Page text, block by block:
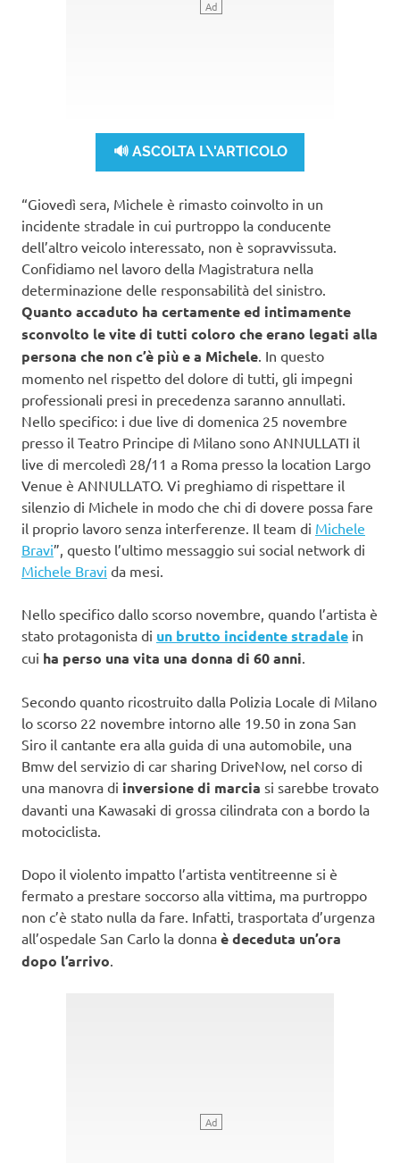
🔊 ASCOLTA L\'ARTICOLO
“Giovedì sera, Michele è rimasto coinvolto in un
incidente stradale in cui purtroppo la conducente
dell’altro veicolo interessato, non è sopravvissuta.
Confidiamo nel lavoro della Magistratura nella
determinazione delle responsabilità del sinistro.
Quanto accaduto ha certamente ed intimamente
sconvolto le vite di tutti coloro che erano legati alla
persona che non c’è più e a Michele . In questo
momento nel rispetto del dolore di tutti, gli impegni
professionali presi in precedenza saranno annullati.
Nello specifico: i due live di domenica 25 novembre
presso il Teatro Principe di Milano sono ANNULLATI il
live di mercoledì 28/11 a Roma presso la location Largo
Venue è ANNULLATO. Vi preghiamo di rispettare il
silenzio di Michele in modo che chi di dovere possa fare
il proprio lavoro senza interferenze. Il team di Michele
Bravi”, questo l’ultimo messaggio sui social network di
Michele Bravi da mesi.
Nello specifico dallo scorso novembre, quando l’artista è
stato protagonista di un brutto incidente stradale in
cui ha perso una vita una donna di 60 anni
Secondo quanto ricostruito dalla Polizia Locale di Milano
lo scorso 22 novembre intorno alle 19.50 in zona San
Siro il cantante era alla guida di una automobile, una
Bmw del servizio di car sharing DriveNow, nel corso di
una manovra di inversione di marcia si sarebbe trovato
davanti una Kawasaki di grossa cilindrata con a bordo la
motociclista.
Dopo il violento impatto l’artista ventitreenne si è
fermato a prestare soccorso alla vittima, ma purtroppo
non c’è stato nulla da fare. Infatti, trasportata d’urgenza
all’ospedale San Carlo la donna è deceduta un’ora
dopo l’arrivo